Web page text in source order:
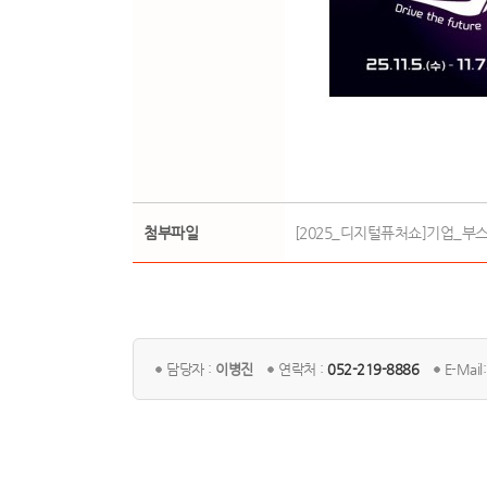
첨부파일 [2025_디지털퓨처쇼]기업_부
담당자 : 이병진 연락처 : 052-219-8886 E-